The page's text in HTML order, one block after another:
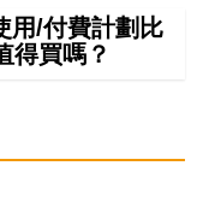
用/付費計劃比
得買嗎？